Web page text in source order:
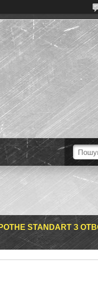
STANDART З